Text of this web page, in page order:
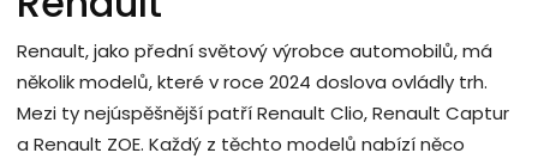
Renault, jako přední světový výrobce automobilů, má
několik modelů, které v roce 2024 doslova ovládly trh.
Mezi ty nejúspěšnější patří Renault Clio, Renault Captur
a Renault ZOE. Každý z těchto modelů nabízí něco